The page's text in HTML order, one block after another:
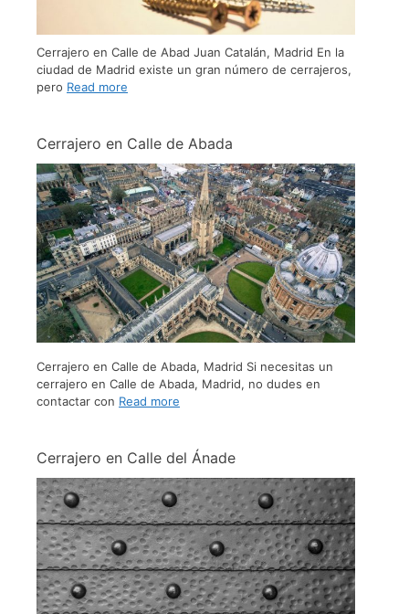
Cerrajero en Calle de Abad Juan Catalán, Madrid En la
ciudad de Madrid existe un gran número de cerrajeros,
pero Read more
Cerrajero en Calle de Abada
Cerrajero en Calle de Abada, Madrid Si necesitas un
cerrajero en Calle de Abada, Madrid, no dudes en
contactar con Read more
Cerrajero en Calle del Ánade